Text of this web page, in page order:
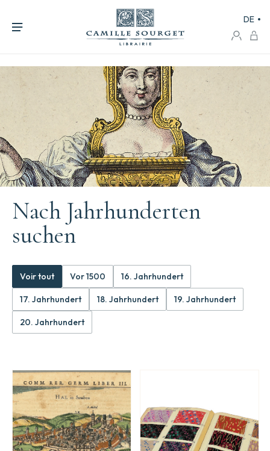
DE
Nach Jahrhunderten
suchen
Voir tout Vor 1500 16. Jahrhundert
17. Jahrhundert 18. Jahrhundert 19. Jahrhundert
20. Jahrhundert